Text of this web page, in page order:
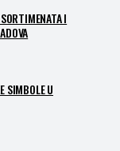
I
SIMBOLE U